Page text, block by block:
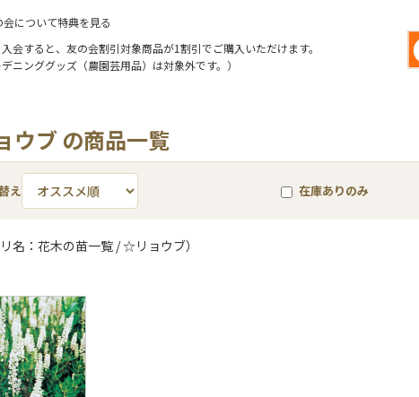
について特典を見る
会すると、友の会割引対象商品が1割引でご購入いただけます。
ニンググッズ（農園芸用品）は対象外です。）
ウブ の商品一覧
え 在庫ありのみ
名：花木の苗一覧 / ☆リョウブ）